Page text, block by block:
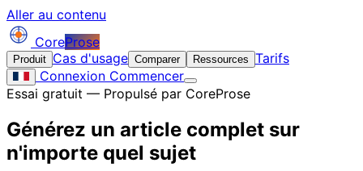
Aller au contenu
CoreProse
Produit Cas d'usage Comparer Ressources Tarifs
Connexion Commencer
Essai gratuit — Propulsé par CoreProse
Générez un article complet sur
n'importe quel sujet